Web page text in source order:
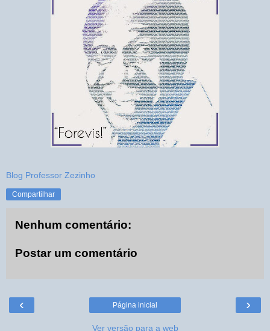
Blog Professor Zezinho
Compartilhar
Nenhum comentário:
Postar um comentário
‹ ›
Página inicial
Ver versão para a web